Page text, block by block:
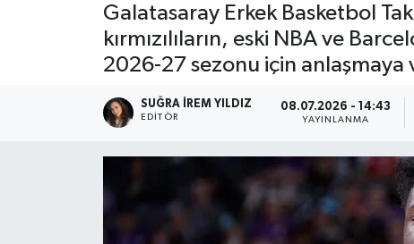
Galatasaray Erkek Basketbol
kırmızılıların, eski NBA ve
2026-27 sezonu için anlaşmaya
SUĞRA İREM YILDIZ
EDITÖR
08.07.2026 - 14:43
YAYINLANMA
RESMİ İLANLAR
Son Dakika Haberleri
Haber Arşivi